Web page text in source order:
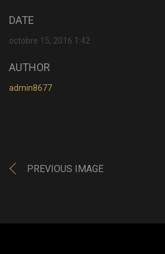
DATE
octobre 15, 2016 1:42
AUTHOR
admin8677
PREVIOUS IMAGE